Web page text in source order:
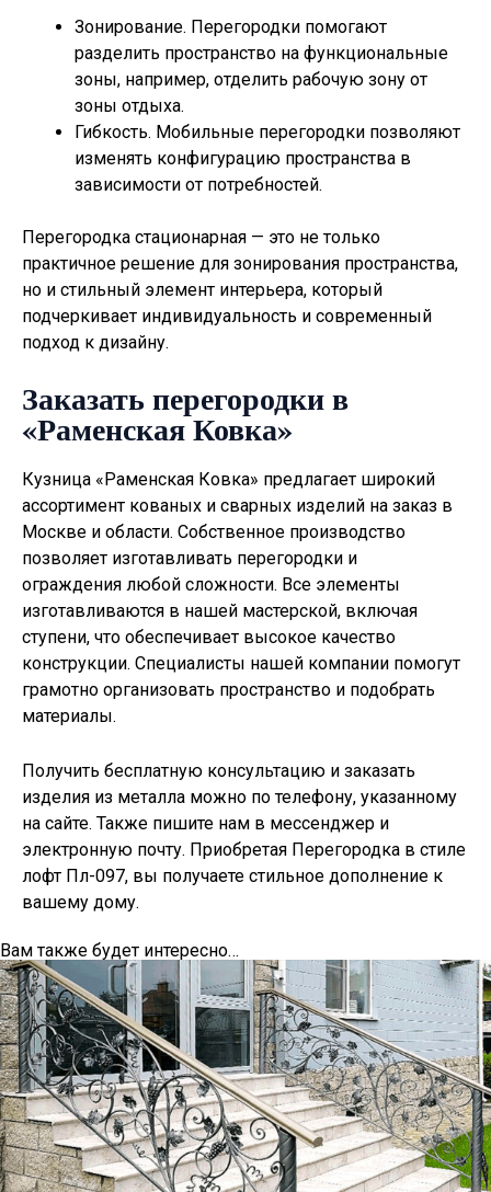
Зонирование. Перегородки помогают
разделить пространство на функциональные
зоны, например, отделить рабочую зону от
зоны отдыха.
Гибкость. Мобильные перегородки позволяют
изменять конфигурацию пространства в
зависимости от потребностей.
Перегородка стационарная — это не только
практичное решение для зонирования пространства,
но и стильный элемент интерьера, который
подчеркивает индивидуальность и современный
подход к дизайну.
Заказать перегородки в
«Раменская Ковка»
Кузница «Раменская Ковка» предлагает широкий
ассортимент кованых и сварных изделий на заказ в
Москве и области. Собственное производство
позволяет изготавливать перегородки и
ограждения любой сложности. Все элементы
изготавливаются в нашей мастерской, включая
ступени, что обеспечивает высокое качество
конструкции. Специалисты нашей компании помогут
грамотно организовать пространство и подобрать
материалы.
Получить бесплатную консультацию и заказать
изделия из металла можно по телефону, указанному
на сайте. Также пишите нам в мессенджер и
электронную почту. Приобретая Перегородка в стиле
лофт Пл-097, вы получаете стильное дополнение к
вашему дому.
Вам также будет интересно…